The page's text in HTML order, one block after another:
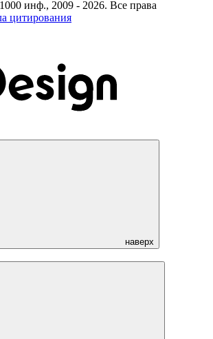
инф., 2009 - 2026. Все права
цитирования
наверх